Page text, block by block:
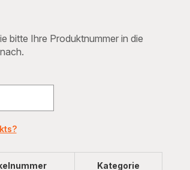
bitte Ihre Produktnummer in die
Kategorie